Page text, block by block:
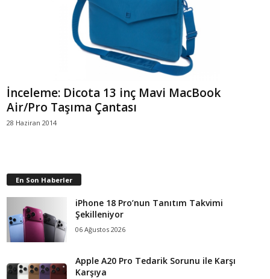
İnceleme: Dicota 13 inç Mavi MacBook
Air/Pro Taşıma Çantası
28 Haziran 2014
En Son Haberler
iPhone 18 Pro’nun Tanıtım Takvimi
Şekilleniyor
06 Ağustos 2026
Apple A20 Pro Tedarik Sorunu ile Karşı
Karşıya